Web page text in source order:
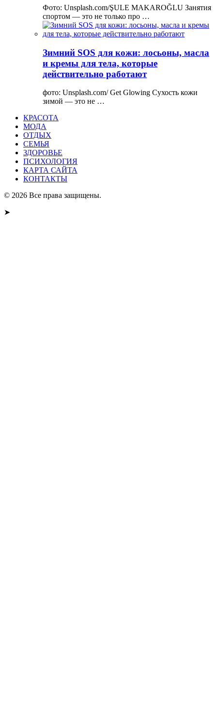
Фото: Unsplash.com/ŞULE MAKAROĞLU Занятия
спортом — это не только про …
Зимний SOS для кожи: лосьоны, масла
и кремы для тела, которые
действительно работают
фото: Unsplash.com/ Get Glowing Сухость кожи
зимой — это не …
КРАСОТА
МОДА
ОТДЫХ
СЕМЬЯ
ЗДОРОВЬЕ
ПСИХОЛОГИЯ
КАРТА САЙТА
КОНТАКТЫ
© 2026 Все права защищены.
➤